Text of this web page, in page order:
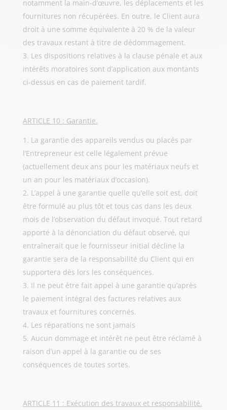
notamment la main-d’œuvre, les déplacements et les
fournitures non récupérées. En outre, le Client aura
droit à une somme équivalente à 20 % de la valeur
des travaux restant à titre de dédommagement.
Les dispositions relatives à la clause pénale et aux
intérêts moratoires sont d’application aux montants
ci-dessus en cas de paiement tardif.
ARTICLE 10 : Garantie.
La garantie des appareils vendus ou placés par
l’Entrepreneur est celle légalement prévue
(actuellement deux ans pour les matériaux neufs et
un an pour les matériaux d’occasion).
L’appel à une garantie quelle qu’elle soit est, doit
être formulé au plus tôt et tous cas dans les deux
mois de l’observation du défaut invoqué. Tout retard
apporté à la dénonciation du défaut observé, qui
entraînerait que le fournisseur initial décline la
garantie sera de la responsabilité du Client qui en
supportera dès lors les conséquences.
Il ne peut être fait appel à une garantie qu’après
le paiement intégral des factures relatives aux
travaux et fournitures concernés.
Les réparations ne sont jamais
Aucun dommage et intérêt ne peut être réclamé à
raison d’un appel à la garantie ou de ses
conséquences de toutes sortes.
ARTICLE 11 : Exécution des travaux et responsabilité.